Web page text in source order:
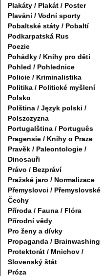
Plakáty / Plakát / Poster
Plavání / Vodní sporty
Pobaltské státy / Pobaltí
Podkarpatská Rus
Poezie
Pohádky / Knihy pro děti
Pohled / Pohlednice
Policie / Kriminalistika
Politika / Politické myšlení
Polsko
Polština / Język polski /
Polszczyzna
Portugalština / Português
Pragensie / Knihy o Praze
Pravěk / Paleontologie /
Dinosauři
Právo / Bezpráví
Pražské jaro / Normalizace
Přemyslovci / Přemyslovské
Čechy
Příroda / Fauna / Flóra
Přírodní vědy
Pro ženy a dívky
Propaganda / Brainwashing
Protektorát / Mnichov /
Slovenský štát
Próza